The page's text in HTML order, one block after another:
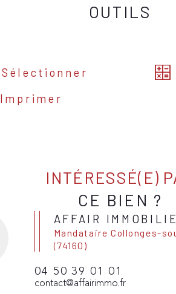
OUTILS
Sélectionner
Imprimer
INTÉRESSÉ(E)
CE BIEN ?
AFFAIR
Mandataire Collonges-sous-Salève
(74160)
04 50 39 01 01
contact@affairimmo.fr